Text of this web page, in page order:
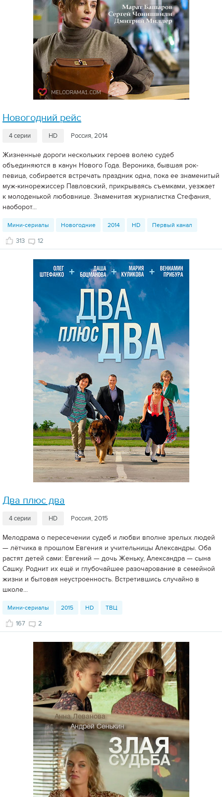
Новогодний рейс
4 серии HD Россия, 2014
Жизненные дороги нескольких героев волею судеб
объединяются в канун Нового Года. Вероника, бывшая рок-
певица, собирается встречать праздник одна, пока ее знаменитый
муж-кинорежиссер Павловский, прикрываясь съемками, уезжает
к молоденькой любовнице. Знаменитая журналистка Стефания,
наоборот...
Мини-сериалы Новогодние 2014 HD Первый канал
313 12
Два плюс два
4 серии HD Россия, 2015
Мелодрама о пересечении судеб и любви вполне зрелых людей
— лётчика в прошлом Евгения и учительницы Александры. Оба
растят детей сами: Евгений — дочь Женьку, Александра — сына
Сашку. Роднит их ещё и глубочайшее разочарование в семейной
жизни и бытовая неустроенность. Встретившись случайно в
школе...
Мини-сериалы 2015 HD ТВЦ
167 2